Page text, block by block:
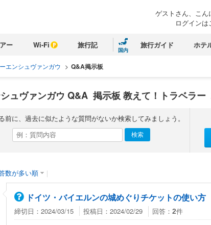
ゲストさん、こん
ログインは
ー Wi-Fi 旅行記
国内
旅行ガイド ホテ
エンシュヴァンガウ > Q&A掲示板
ュヴァンガウ Q&A 掲示板 教えて！トラベラー
前に、過去に似たような質問がないか検索してみましょう。
数が多い順 ｜
ドイツ・バイエルンの城めぐりチケットの使い方
締切日：2024/03/15 投稿日：2024/02/29 回答： 2件